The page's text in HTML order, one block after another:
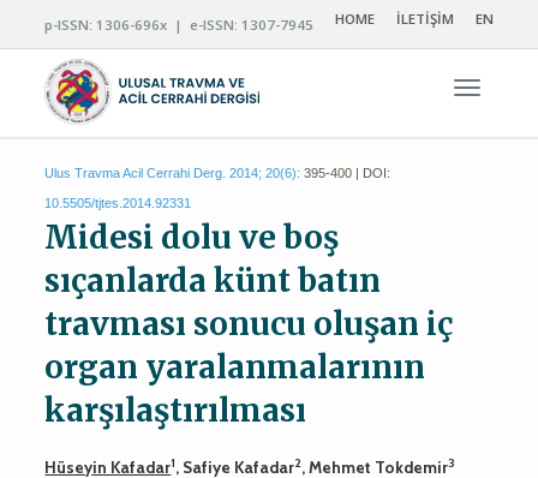
p-ISSN: 1306-696x | e-ISSN: 1307-7945 HOME İLETİŞİM EN
Ulus Travma Acil Cerrahi Derg. 2014; 20(6): 395-400 | DOI:
10.5505/tjtes.2014.92331
Midesi dolu ve boş
sıçanlarda künt batın
travması sonucu oluşan iç
organ yaralanmalarının
karşılaştırılması
Hüseyin Kafadar1, Safiye Kafadar2, Mehmet Tokdemir3